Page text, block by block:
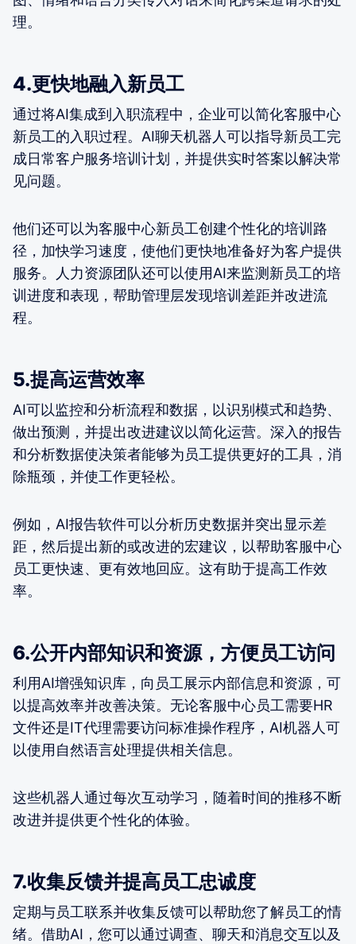
理。
4.更快地融入新员工
通过将AI集成到入职流程中，企业可以简化客服中心
新员工的入职过程。AI聊天机器人可以指导新员工完
成日常客户服务培训计划，并提供实时答案以解决常
见问题。
他们还可以为客服中心新员工创建个性化的培训路
径，加快学习速度，使他们更快地准备好为客户提供
服务。人力资源团队还可以使用AI来监测新员工的培
训进度和表现，帮助管理层发现培训差距并改进流
程。
5.提高运营效率
AI可以监控和分析流程和数据，以识别模式和趋势、
做出预测，并提出改进建议以简化运营。深入的报告
和分析数据使决策者能够为员工提供更好的工具，消
除瓶颈，并使工作更轻松。
例如，AI报告软件可以分析历史数据并突出显示差
距，然后提出新的或改进的宏建议，以帮助客服中心
员工更快速、更有效地回应。这有助于提高工作效
率。
6.公开内部知识和资源，方便员工访问
利用AI增强知识库，向员工展示内部信息和资源，可
以提高效率并改善决策。无论客服中心员工需要HR
文件还是IT代理需要访问标准操作程序，AI机器人可
以使用自然语言处理提供相关信息。
这些机器人通过每次互动学习，随着时间的推移不断
改进并提供更个性化的体验。
7.收集反馈并提高员工忠诚度
定期与员工联系并收集反馈可以帮助您了解员工的情
绪。借助AI，您可以通过调查、聊天和消息交互以及